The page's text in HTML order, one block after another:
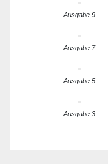
Ausgabe 9
Ausgabe 7
Ausgabe 5
Ausgabe 3